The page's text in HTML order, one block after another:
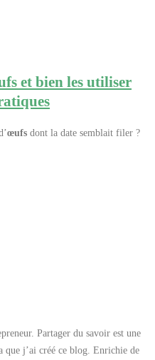
et bien les utiliser
œufs dont la date semblait filer ?
Partager du savoir est une
que j’ai créé ce blog. Enrichie de